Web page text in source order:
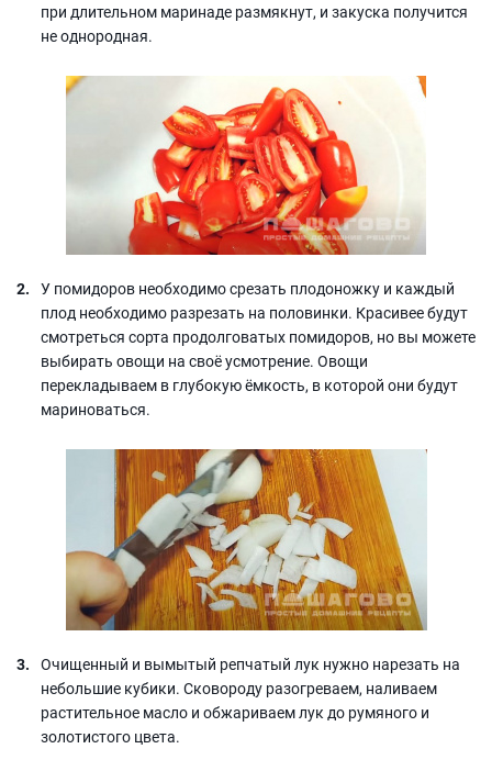
при длительном маринаде размякнут, и закуска получится
не однородная.
У помидоров необходимо срезать плодоножку и каждый
плод необходимо разрезать на половинки. Красивее будут
смотреться сорта продолговатых помидоров, но вы можете
выбирать овощи на своё усмотрение. Овощи
перекладываем в глубокую ёмкость, в которой они будут
мариноваться.
Очищенный и вымытый репчатый лук нужно нарезать на
небольшие кубики. Сковороду разогреваем, наливаем
растительное масло и обжариваем лук до румяного и
золотистого цвета.